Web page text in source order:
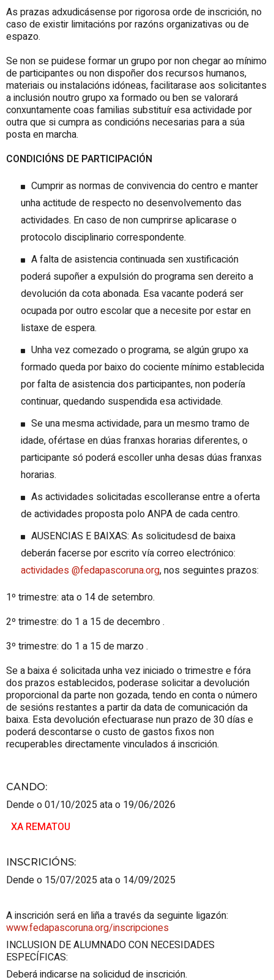
As prazas adxudicásense por rigorosa orde de inscrición, no
caso de existir limitacións por razóns organizativas ou de
espazo.
Se non se puidese formar un grupo por non chegar ao mínimo
de participantes ou non dispoñer dos recursos humanos,
materiais ou instalacións idóneas, facilitarase aos solicitantes
a inclusión noutro grupo xa formado ou ben se valorará
conxuntamente coas familias substituír esa actividade por
outra que si cumpra as condicións necesarias para a súa
posta en marcha.
CONDICIÓNS DE PARTICIPACIÓN
Cumprir as normas de convivencia do centro e manter
unha actitude de respecto no desenvolvemento das
actividades. En caso de non cumprirse aplicarase o
protocolo disciplinario correspondente.
A falta de asistencia continuada sen xustificación
poderá supoñer a expulsión do programa sen dereito a
devolución da cota abonada. Esa vacante poderá ser
ocupada por outro escolar que a necesite por estar en
listaxe de espera.
Unha vez comezado o programa, se algún grupo xa
formado queda por baixo do cociente mínimo establecida
por falta de asistencia dos participantes, non podería
continuar, quedando suspendida esa actividade.
Se una mesma actividade, para un mesmo tramo de
idade, ofértase en dúas franxas horarias diferentes, o
participante só poderá escoller unha desas dúas franxas
horarias.
As actividades solicitadas escolleranse entre a oferta
de actividades proposta polo ANPA de cada centro.
AUSENCIAS E BAIXAS: As solicitudesd de baixa
deberán facerse por escrito vía correo electrónico:
actividades @fedapascoruna.org, nos seguintes prazos:
1º trimestre: ata o 14 de setembro.
2º trimestre: do 1 a 15 de decembro .
3º trimestre: do 1 a 15 de marzo .
Se a baixa é solicitada unha vez iniciado o trimestre e fóra
dos prazos establecidos, poderase solicitar a devolución
proporcional da parte non gozada, tendo en conta o número
de sesións restantes a partir da data de comunicación da
baixa. Esta devolución efectuarase nun prazo de 30 días e
poderá descontarse o custo de gastos fixos non
recuperables directamente vinculados á inscrición.
CANDO:
Dende o 01/10/2025 ata o 19/06/2026
XA REMATOU
INSCRICIÓNS:
Dende o 15/07/2025 ata o 14/09/2025
A inscrición será en liña a través da seguinte ligazón:
www.fedapascoruna.org/inscripciones
INCLUSION DE ALUMNADO CON NECESIDADES
ESPECÍFICAS:
Deberá indicarse na solicidud de inscrición.